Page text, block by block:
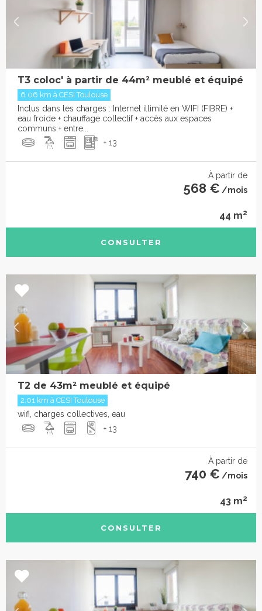
T3 coloc' à partir de 44m² meublé et équipé
6.06 km à CESI Toulouse
Inclus dans les charges : Internet illimité en WIFI (FIBRE) +
eau froide + chauffage collectif + accès aux espaces
communs + entre...
+ 13
À partir de
568 € /mois
44 m2
CONSULTER
T2 de 43m² meublé et équipé
2.01 km à CESI Toulouse
wifi, charges collectives, eau
+ 13
À partir de
740 € /mois
43 m2
CONSULTER